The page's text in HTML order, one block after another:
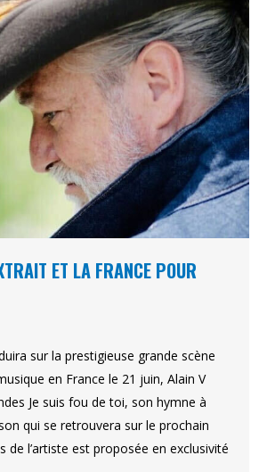
ET LA FRANCE POUR
sur la prestigieuse grande scène
en France le 21 juin, Alain V
Je suis fou de toi, son hymne à
qui se retrouvera sur le prochain
de l’artiste est proposée en exclusivité